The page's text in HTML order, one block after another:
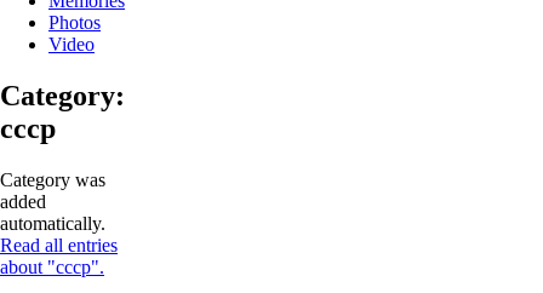
Photos
Video
Category:
ссср
Category was
added
automatically.
Read all entries
about "ссср".